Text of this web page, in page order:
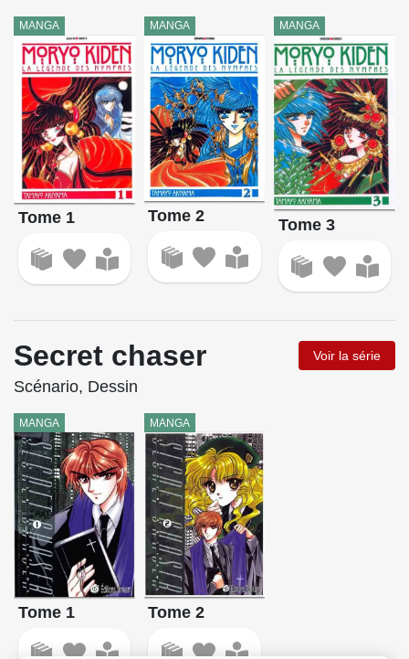
MANGA
Tome 1
MANGA
Tome 2
MANGA
Tome 3
Secret chaser Voir la série
Scénario, Dessin
MANGA
Tome 1
MANGA
Tome 2